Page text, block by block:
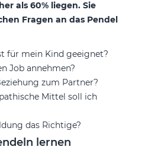
als 60% liegen. Sie
Fragen an das Pendel
für mein Kind geeignet?
Job annehmen?
zum Partner?
Mittel soll ich
das Richtige?
lernen